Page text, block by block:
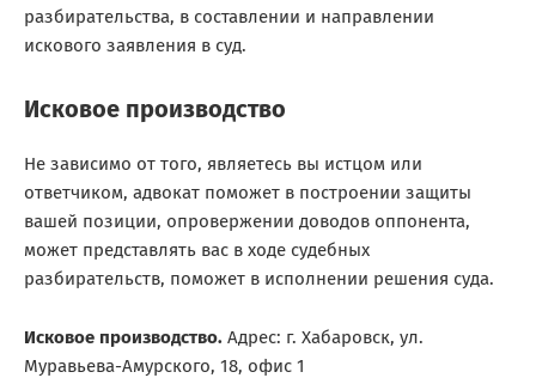
разбирательства, в составлении и направлении
искового заявления в суд.
Исковое производство
Не зависимо от того, являетесь вы истцом или
ответчиком, адвокат поможет в построении защиты
вашей позиции, опровержении доводов оппонента,
может представлять вас в ходе судебных
разбирательств, поможет в исполнении решения суда.
Исковое производство. Адрес: г. Хабаровск, ул.
Муравьева-Амурского, 18, офис 1